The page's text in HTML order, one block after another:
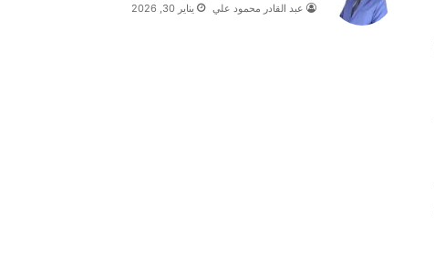
عبد القادر محمود علي يناير 30, 2026